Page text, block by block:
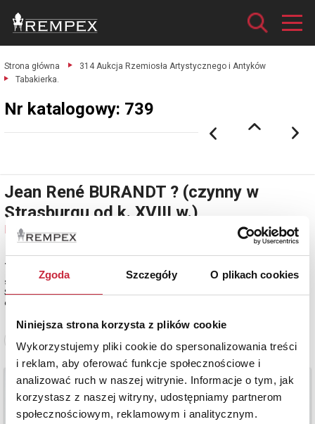
Zgoda Szczegóły O plikach cookies
Niniejsza strona korzysta z plików cookie
Wykorzystujemy pliki cookie do spersonalizowania treści
i reklam, aby oferować funkcje społecznościowe i
analizować ruch w naszej witrynie. Informacje o tym, jak
korzystasz z naszej witryny, udostępniamy partnerom
społecznościowym, reklamowym i analitycznym.
Strona główna
314 Aukcja Rzemiosła Artystycznego i Antyków
Tabakierka.
Nr katalogowy: 739
Jean René BURANDT ? (czynny w
Strasburgu od k. XVIII w.)
Nr katalogowy: 739
Tabakierka
srebro częściowo złocone, cechowane; waga 118 g.
Strasburg?, 1 ćw. XIX w.
estymacja: 2 800 - 3 200 zł
Zobacz pełne informacje